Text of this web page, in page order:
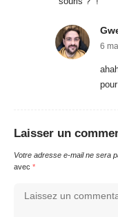
6
Laisser un
Votre adresse e-mail ne sera
avec *